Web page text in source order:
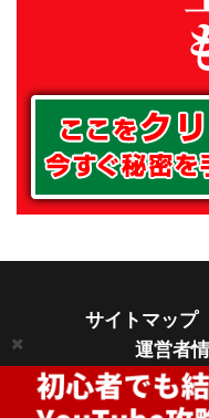
サイトマップ
運営者
© Copyright 2026 アフ